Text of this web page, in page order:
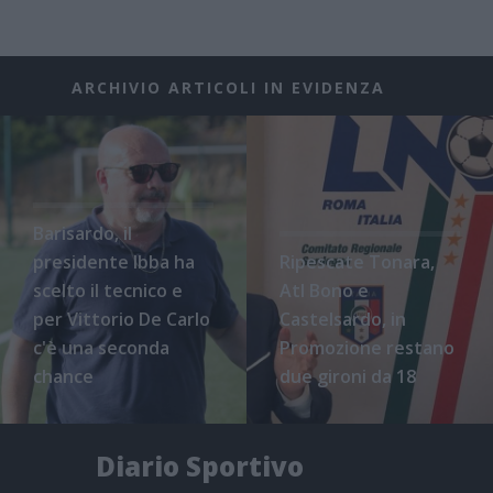
ARCHIVIO ARTICOLI IN EVIDENZA
Barisardo, il
presidente Ibba ha
scelto il tecnico e
per Vittorio De Carlo
c'è una seconda
chance
Ripescate Tonara,
Atl Bono e
Castelsardo, in
Promozione restano
due gironi da 18
Diario Sportivo